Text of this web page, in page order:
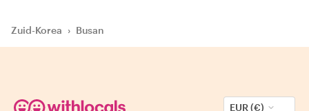
Zuid-Korea › Busan
EUR (€)